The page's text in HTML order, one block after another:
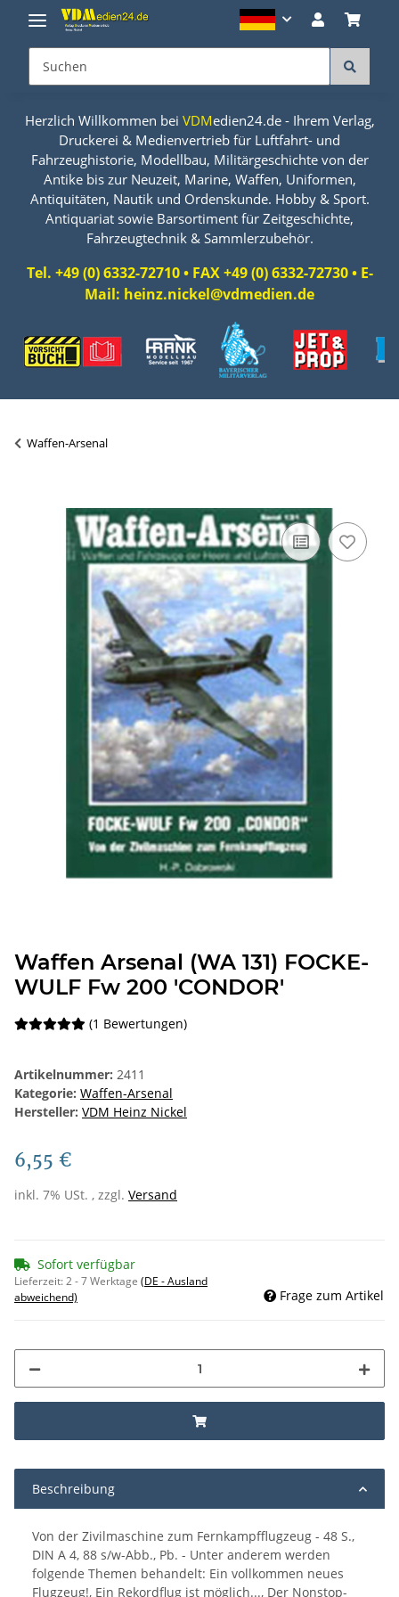
Herzlich Willkommen bei VDMedien24.de - Ihrem Verlag,
Druckerei & Medienvertrieb für Luftfahrt- und
Fahrzeughistorie, Modellbau, Militärgeschichte von der
Antike bis zur Neuzeit, Marine, Waffen, Uniformen,
Antiquitäten, Nautik und Ordenskunde. Hobby & Sport.
Antiquariat sowie Barsortiment für Zeitgeschichte,
Fahrzeugtechnik & Sammlerzubehör.
Tel. +49 (0) 6332-72710 • FAX +49 (0) 6332-72730 • E-
Mail: heinz.nickel@vdmedien.de
Waffen-Arsenal
Waffen Arsenal (WA 131) FOCKE-
WULF Fw 200 'CONDOR'
(1 Bewertungen)
Artikelnummer: 2411
Kategorie: Waffen-Arsenal
Hersteller: VDM Heinz Nickel
6,55 €
inkl. 7% USt. , zzgl. Versand
Sofort verfügbar
Lieferzeit:2 - 7 Werktage (DE - Ausland
abweichend)
Frage zum Artikel
Beschreibung
Von der Zivilmaschine zum Fernkampfflugzeug - 48 S.,
DIN A 4, 88 s/w-Abb., Pb. - Unter anderem werden
folgende Themen behandelt: Ein vollkommen neues
Flugzeug!, Ein Rekordflug ist möglich..., Der Nonstop-